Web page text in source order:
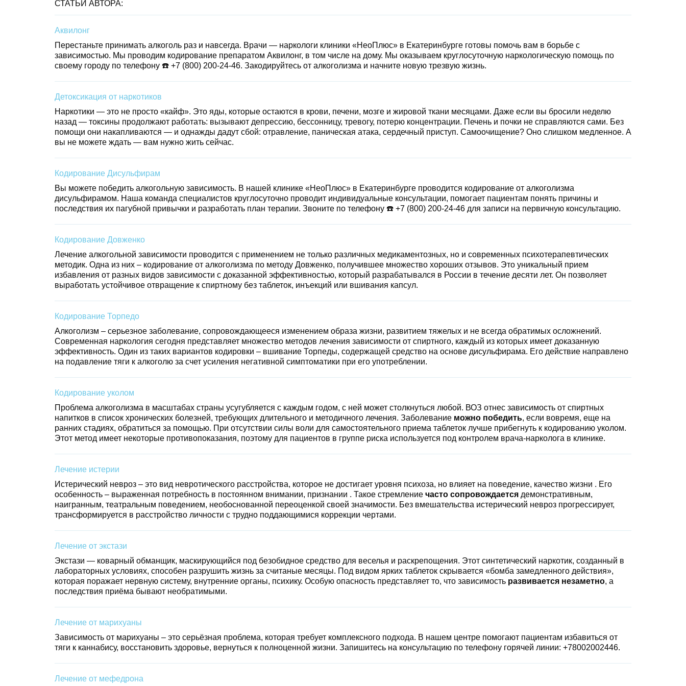
СТАТЬИ АВТОРА:
Аквилонг
Перестаньте принимать алкоголь раз и навсегда. Врачи — наркологи клиники «НеоПлюс» в Екатеринбурге готовы помочь вам в борьбе с
зависимостью. Мы проводим кодирование препаратом Аквилонг, в том числе на дому. Мы оказываем круглосуточную наркологическую помощь по
своему городу по телефону ☎️ +7 (800) 200-24-46. Закодируйтесь от алкоголизма и начните новую трезвую жизнь.
Детоксикация от наркотиков
Наркотики — это не просто «кайф». Это яды, которые остаются в крови, печени, мозге и жировой ткани месяцами. Даже если вы бросили неделю
назад — токсины продолжают работать: вызывают депрессию, бессонницу, тревогу, потерю концентрации. Печень и почки не справляются сами. Без
помощи они накапливаются — и однажды дадут сбой: отравление, паническая атака, сердечный приступ. Самоочищение? Оно слишком медленное. А
вы не можете ждать — вам нужно жить сейчас.
Кодирование Дисульфирам
Вы можете победить алкогольную зависимость. В нашей клинике «НеоПлюс» в Екатеринбурге проводится кодирование от алкоголизма
дисульфирамом. Наша команда специалистов круглосуточно проводит индивидуальные консультации, помогает пациентам понять причины и
последствия их пагубной привычки и разработать план терапии. Звоните по телефону ☎️ +7 (800) 200-24-46 для записи на первичную консультацию.
Кодирование Довженко
Лечение алкогольной зависимости проводится с применением не только различных медикаментозных, но и современных психотерапевтических
методик. Одна из них – кодирование от алкоголизма по методу Довженко, получившее множество хороших отзывов. Это уникальный прием
избавления от разных видов зависимости с доказанной эффективностью, который разрабатывался в России в течение десяти лет. Он позволяет
выработать устойчивое отвращение к спиртному без таблеток, инъекций или вшивания капсул.
Кодирование Торпедо
Алкоголизм – серьезное заболевание, сопровождающееся изменением образа жизни, развитием тяжелых и не всегда обратимых осложнений.
Современная наркология сегодня представляет множество методов лечения зависимости от спиртного, каждый из которых имеет доказанную
эффективность. Один из таких вариантов кодировки – вшивание Торпеды, содержащей средство на основе дисульфирама. Его действие направлено
на подавление тяги к алкоголю за счет усиления негативной симптоматики при его употреблении.
Кодирование уколом
Проблема алкоголизма в масштабах страны усугубляется с каждым годом, с ней может столкнуться любой. ВОЗ отнес зависимость от спиртных
напитков в список хронических болезней, требующих длительного и методичного лечения. Заболевание можно победить, если вовремя, еще на
ранних стадиях, обратиться за помощью. При отсутствии силы воли для самостоятельного приема таблеток лучше прибегнуть к кодированию уколом.
Этот метод имеет некоторые противопоказания, поэтому для пациентов в группе риска используется под контролем врача-нарколога в клинике.
Лечение истерии
Истерический невроз – это вид невротического расстройства, которое не достигает уровня психоза, но влияет на поведение, качество жизни . Его
особенность – выраженная потребность в постоянном внимании, признании . Такое стремление часто сопровождается демонстративным,
наигранным, театральным поведением, необоснованной переоценкой своей значимости. Без вмешательства истерический невроз прогрессирует,
трансформируется в расстройство личности с трудно поддающимися коррекции чертами.
Лечение от экстази
Экстази — коварный обманщик, маскирующийся под безобидное средство для веселья и раскрепощения. Этот синтетический наркотик, созданный в
лабораторных условиях, способен разрушить жизнь за считаные месяцы. Под видом ярких таблеток скрывается «бомба замедленного действия»,
которая поражает нервную систему, внутренние органы, психику. Особую опасность представляет то, что зависимость развивается незаметно, а
последствия приёма бывают необратимыми.
Лечение от марихуаны
Зависимость от марихуаны – это серьёзная проблема, которая требует комплексного подхода. В нашем центре помогают пациентам избавиться от
тяги к каннабису, восстановить здоровье, вернуться к полноценной жизни. Запишитесь на консультацию по телефону горячей линии: +78002002446.
Лечение от мефедрона
Нажимая кнопку «Оставить заявку», вы соглашаетесь с
политикой конфиденциальности
Нажимая кнопку «Оставить заявку», вы соглашаетесь с
политикой конфиденциальности
Нажимая кнопку «Оставить заявку», вы соглашаетесь с
политикой конфиденциальности Нажимая на кнопку ”Отправить”, Вы даёте своё
согласие наобработку персональных данных
Отправить
конфиденциальности
Отправить вопрос
согласие наобработку персональных данных
Кодрирование
Нажимая кнопку «Оставить заявку», вы соглашаетесь с
политикой конфиденциальности